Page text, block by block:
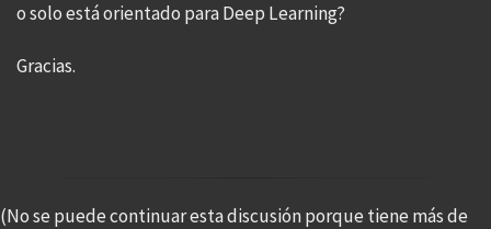
o solo está orientado para Deep Learning?
Gracias.
(No se puede continuar esta discusión porque tiene más de